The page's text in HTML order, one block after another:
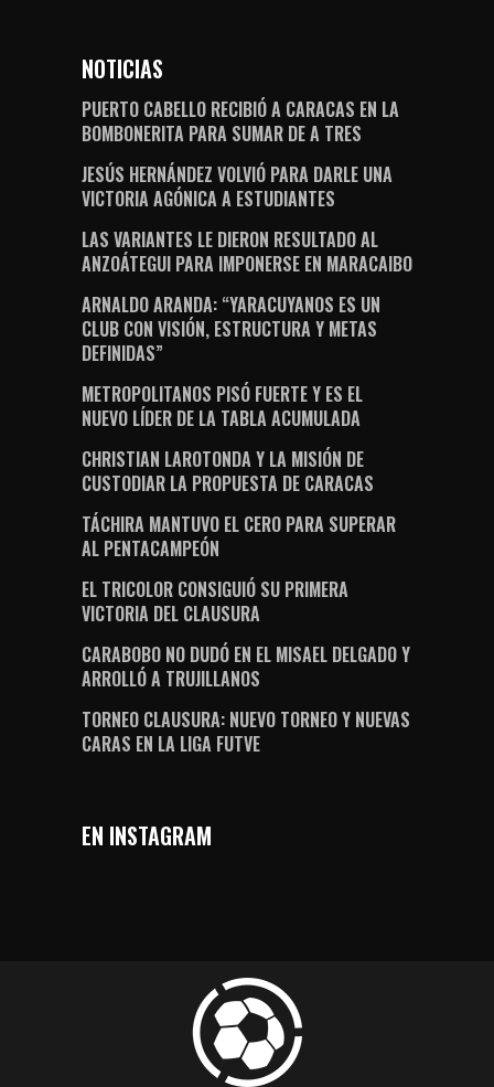
NOTICIAS
PUERTO CABELLO RECIBIÓ A CARACAS EN LA
BOMBONERITA PARA SUMAR DE A TRES
JESÚS HERNÁNDEZ VOLVIÓ PARA DARLE UNA
VICTORIA AGÓNICA A ESTUDIANTES
LAS VARIANTES LE DIERON RESULTADO AL
ANZOÁTEGUI PARA IMPONERSE EN MARACAIBO
ARNALDO ARANDA: “YARACUYANOS ES UN
CLUB CON VISIÓN, ESTRUCTURA Y METAS
DEFINIDAS”
METROPOLITANOS PISÓ FUERTE Y ES EL
NUEVO LÍDER DE LA TABLA ACUMULADA
CHRISTIAN LAROTONDA Y LA MISIÓN DE
CUSTODIAR LA PROPUESTA DE CARACAS
TÁCHIRA MANTUVO EL CERO PARA SUPERAR
AL PENTACAMPEÓN
EL TRICOLOR CONSIGUIÓ SU PRIMERA
VICTORIA DEL CLAUSURA
CARABOBO NO DUDÓ EN EL MISAEL DELGADO Y
ARROLLÓ A TRUJILLANOS
TORNEO CLAUSURA: NUEVO TORNEO Y NUEVAS
CARAS EN LA LIGA FUTVE
EN INSTAGRAM